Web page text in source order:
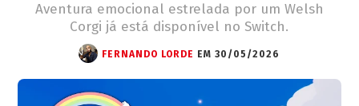
Aventura emocional estrelada por um Welsh
Corgi já está disponível no Switch.
FERNANDO LORDE EM 30/05/2026